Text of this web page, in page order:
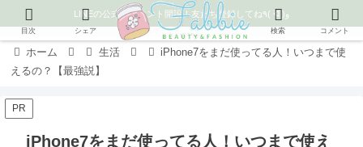
LINEの公式アカウント開設！友だち登録してね٩( ᐛ )و
ホーム 生活
iPhone7をまだ使ってる人！いつまで使
えるの？【最強説】
PR
iPhone7をまだ使ってる人！いつまで使え
目次 シェア 検索 コメント